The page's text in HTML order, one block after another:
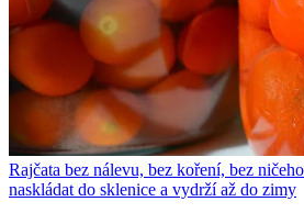
Rajčata bez nálevu, bez koření, bez
naskládat do sklenice a vydrží až do zimy